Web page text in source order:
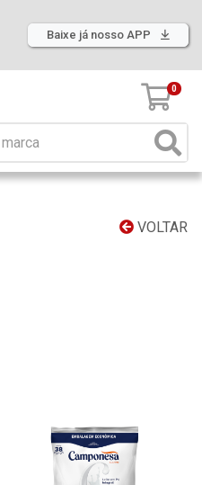
Baixe já nosso APP
0
VOLTAR